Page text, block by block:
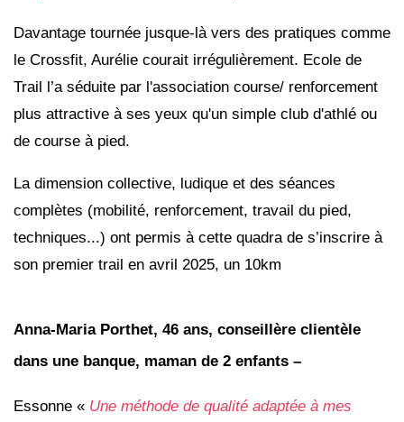
Davantage tournée jusque-là vers des pratiques comme
le Crossfit, Aurélie courait irrégulièrement. Ecole de
Trail l’a séduite par l'association course/ renforcement
plus attractive à ses yeux qu'un simple club d'athlé ou
de course à pied.
La dimension collective, ludique et des séances
complètes (mobilité, renforcement, travail du pied,
techniques...) ont permis à cette quadra de s’inscrire à
son premier trail en avril 2025, un 10km
Anna-Maria Porthet, 46 ans, conseillère clientèle
dans une banque, maman de 2 enfants –
Essonne « Une méthode de qualité adaptée à mes